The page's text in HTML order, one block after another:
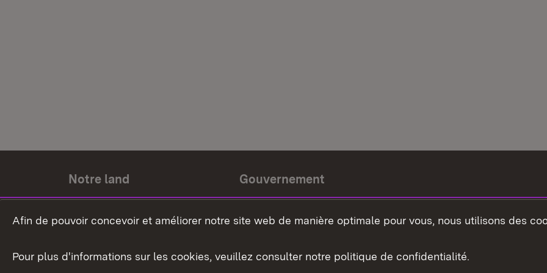
Notre land
Le blason du land
Gouvernement
Le Bade-Wurtemberg dans l'Etat
Afin de pouvoir concevoir et améliorer notre site web de manière optimale pour vous, nous utilisons des
Pour plus d'informations sur les cookies, veuillez consulter notre politique de confidentialité.